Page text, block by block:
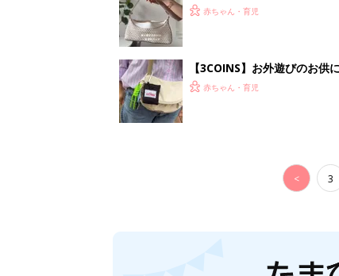
赤ちゃん・育児
【3COINS】お外遊びのお
ート」
赤ちゃん・育児
< 3